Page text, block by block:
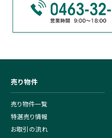
売り物件
売り物件一覧
特選売り情報
お取引の流れ